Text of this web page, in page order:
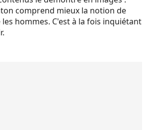
comprend mieux la notion de
hommes. C'est à la fois inquiétant